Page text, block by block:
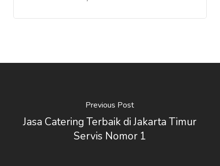
Previous Post
Jasa Catering Terbaik di Jakarta Timur
Servis Nomor 1